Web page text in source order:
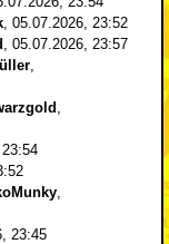
05.07.2026, 23:52
05.07.2026, 23:57
23:45